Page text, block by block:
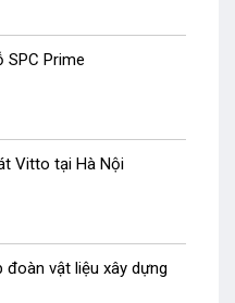
SPC Prime
Vitto tại Hà Nội
đoàn vật liệu xây dựng